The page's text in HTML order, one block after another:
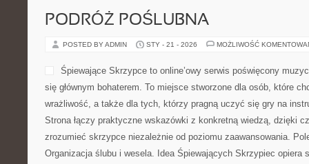
PODRÓŻ POŚLUBNA
POSTED BY ADMIN STY - 21 - 2026 MOŻLIWOŚĆ
Śpiewające Skrzypce to online’owy serwis poświęcony
się głównym bohaterem. To miejsce stworzone dla osób, które
wrażliwość, a także dla tych, którzy pragną uczyć się gry na
Strona łączy praktyczne wskazówki z konkretną wiedzą, dzięki
zrozumieć skrzypce niezależnie od poziomu zaawansowania.
Organizacja ślubu i wesela. Idea Śpiewających Skrzypiec opiera